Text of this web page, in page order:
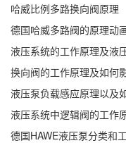
哈威比例多路换向阀原理
德国哈威多路阀的原理动
液压系统的工作原理及液
换向阀的工作原理及如何
液压泵负载感应原理以及
液压系统中逻辑阀的工作
德国HAWE液压泵分类和